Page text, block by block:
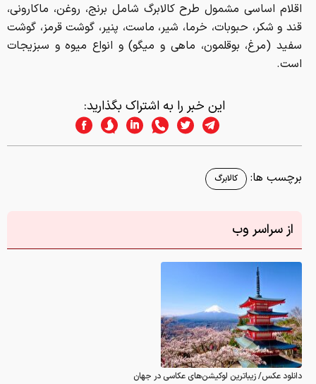
اقلام اساسی مشمول طرح کالابرگ شامل برنج، روغن، ماکارونی،
قند و شکر، حبوبات، خرما، شیر، ماست، پنیر، گوشت قرمز، گوشت
سفید (مرغ، بوقلمون، ماهی و میگو) و انواع میوه و سبزیجات
است.
این خبر را به اشتراک بگذارید:
برچسب ها: کالابرگ
از سراسر وب
دانلود عکس/ زیباترین لوکیشن‌های عکاسی در جهان